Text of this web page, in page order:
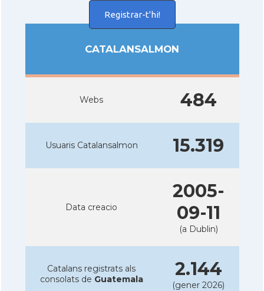
Registrar-t'hi!
CATALANSALMON
Webs 484
Usuaris Catalansalmon 15.319
Data creacio
2005-
09-11
(a Dublin)
Catalans registrats als
consolats de Guatemala 2.144
(gener 2026)